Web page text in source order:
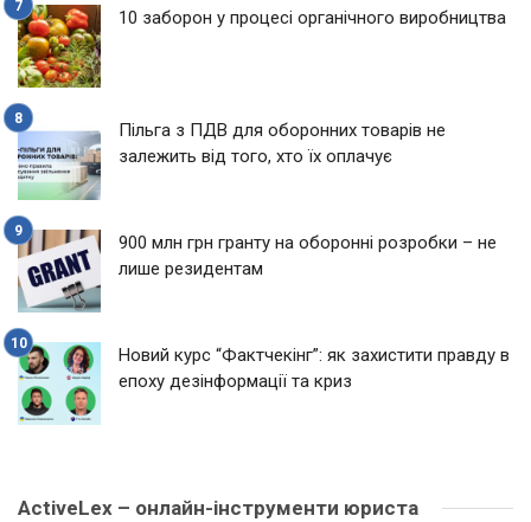
10 заборон у процесі органічного виробництва
Пільга з ПДВ для оборонних товарів не
залежить від того, хто їх оплачує
900 млн грн гранту на оборонні розробки – не
лише резидентам
Новий курс “Фактчекінг”: як захистити правду в
епоху дезінформації та криз
ActiveLex – онлайн-інструменти юриста